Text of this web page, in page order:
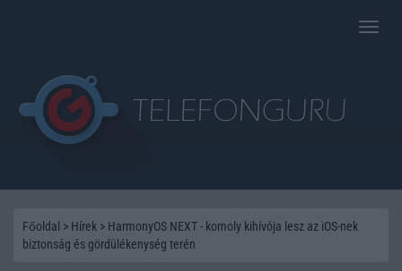
Toggle
Főoldal > Hírek > HarmonyOS NEXT - komoly kihívója lesz az iOS-nek
biztonság és gördülékenység terén